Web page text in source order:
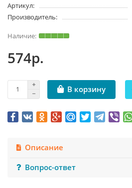
Артикул:
Производитель:
574р.
В корзину
Описание
Вопрос-ответ